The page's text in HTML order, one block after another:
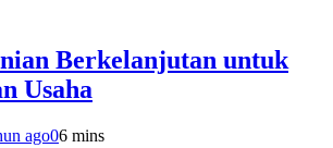
Berkelanjutan untuk
Usaha
ago06 mins